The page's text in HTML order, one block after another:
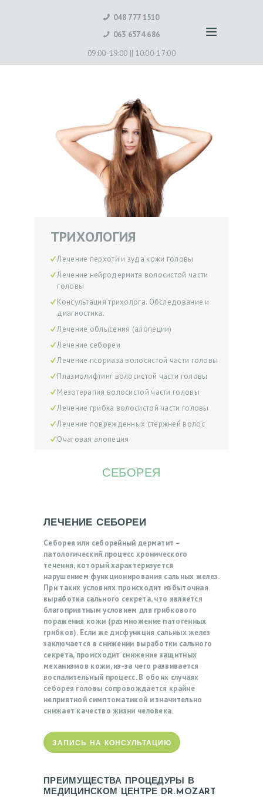
048 777 1510
063 6574 686
09:00-19:00 || 10:00-17:00
ТРИХОЛОГИЯ
Лечение перхоти и зуда кожи головы
Лечение нейродермита волосистой части
головы
Консультация трихолога. Обследование и
диагностика.
Лечение облысения (алопеции)
Лечение себореи
Лечение псориаза волосистой части головы
Плазмолифтинг волосистой части головы
Мезотерапия волосистой части головы
Лечение грибка волосистой части головы
Лечение поврежденных стержней волос
Очаговая алопеция
СЕБОРЕЯ
ЛЕЧЕНИЕ СЕБОРЕИ
Себорея или себорейный дерматит –
патологический процесс хронического
течения, который характеризуется
нарушением функционирования сальных желез.
При таких условиях происходит избыточная
выработка сального секрета, что является
благоприятным условием для грибкового
поражения кожи (размножение патогенных
грибков). Если же дисфункция сальных желез
заключается в снижении выработки сального
секрета, происходит снижение защитных
механизмов кожи, из-за чего развивается
воспалительный процесс. В обоих случаях
себорея головы сопровождается крайне
неприятной симптоматикой и значительно
снижает качество жизни человека.
ЗАПИСЬ НА КОНСУЛЬТАЦИЮ
ПРЕИМУЩЕСТВА ПРОЦЕДУРЫ В
МЕДИЦИНСКОМ ЦЕНТРЕ DR.MOZART